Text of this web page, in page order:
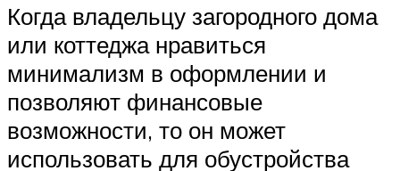
Когда владельцу загородного дома
или коттеджа нравиться
минимализм в оформлении и
позволяют финансовые
возможности, то он может
использовать для обустройства